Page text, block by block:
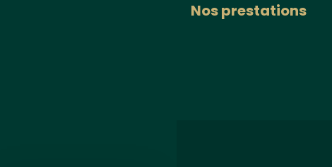
Nos prestations